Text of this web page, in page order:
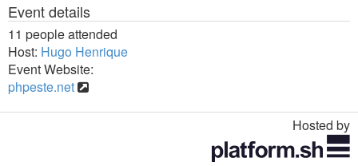
Event details
11 people attended
Host: Hugo Henrique
Event Website:
phpeste.net
Hosted by